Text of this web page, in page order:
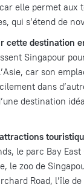
elle permet aux
qui s’étend de
cette destination
Singapour
car son
dans
destination
le parc Bay
le zoo de
Road, l’île de